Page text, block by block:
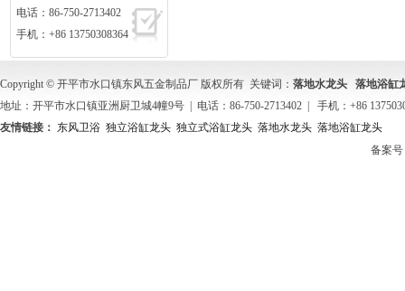
电话：86-750-2713402
手机：+86 13750308364
Copyright © 开平市水口镇东风五金制品厂 版权所有 关键词： 落地水龙头
落地浴缸
地址：开平市水口镇亚洲厨卫城4幢9号 | 电话：86-750-2713402 | 手机：+86
友情链接： 东风卫浴 独立浴缸龙头 独立式浴缸龙头 落地水龙头 落地浴缸龙头
备案号